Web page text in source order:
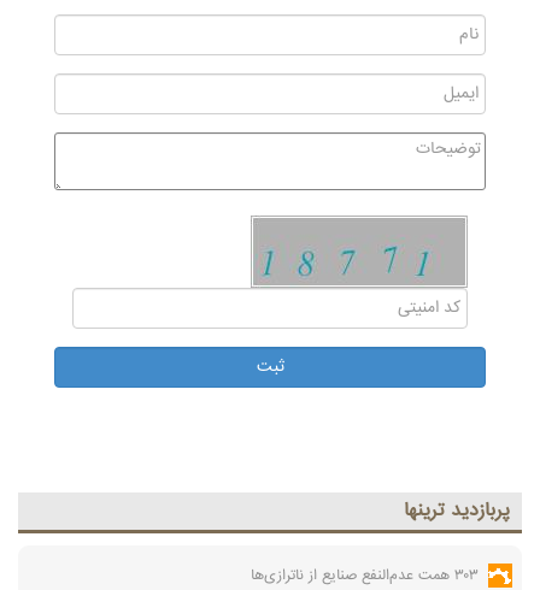
پربازديد ترينها
۳۰۳ همت عدم‌النفع صنایع از ناترازی‌ها